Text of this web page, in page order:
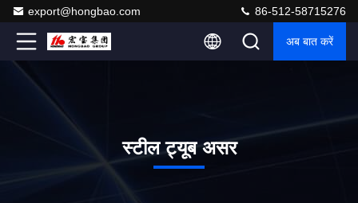
export@hongbao.com 86-512-58715276
अब बात करें
स्टील ट्यूब असर